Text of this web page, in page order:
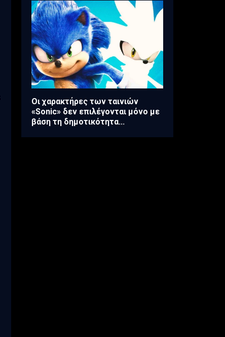
Οι χαρακτήρες των ταινιών
«Sonic» δεν επιλέγονται μόνο με
βάση τη δημοτικότητα...